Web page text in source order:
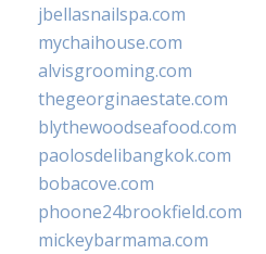
jbellasnailspa.com
mychaihouse.com
alvisgrooming.com
thegeorginaestate.com
blythewoodseafood.com
paolosdelibangkok.com
bobacove.com
phoone24brookfield.com
mickeybarmama.com